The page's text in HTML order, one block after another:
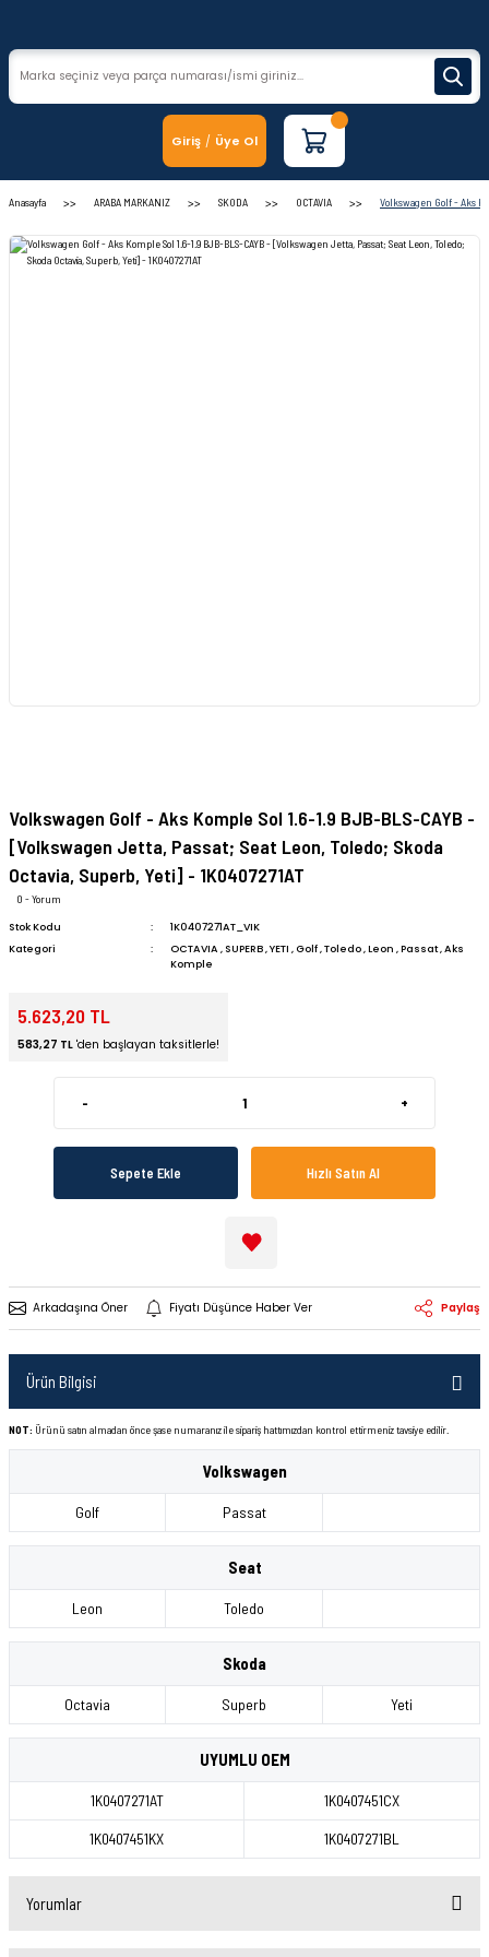
Giriş / Üye Ol
Anasayfa ARABA MARKANIZ SKODA OCTAVIA Volkswagen Golf - Aks
Volkswagen Golf - Aks Komple Sol 1.6-1.9 BJB-BLS-CAYB -
[Volkswagen Jetta, Passat; Seat Leon, Toledo; Skoda
Octavia, Superb, Yeti] - 1K0407271AT
0 - Yorum
Stok Kodu
1K0407271AT_VIK
Kategori
OCTAVIA , SUPERB,YETI , Golf,Toledo,Leon ,Passat,Aks
Komple
5.623,20 TL
583,27 TL 'den başlayan taksitlerle!
- +
Sepete Ekle Hızlı Satın Al
Arkadaşına Öner Fiyatı Düşünce Haber Ver Paylaş
Ürün Bilgisi
NOT: Ürünü satın almadan önce şase numaranız ile sipariş hattımızdan kontrol ettirmeniz tavsiye edilir.
Volkswagen
Golf Passat
Seat
Leon Toledo
Skoda
Octavia Superb Yeti
UYUMLU OEM
1K0407271AT 1K0407451CX
1K0407451KX 1K0407271BL
Yorumlar